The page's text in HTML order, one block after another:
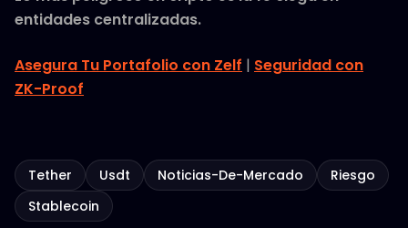
entidades centralizadas.
Asegura Tu Portafolio con Zelf | Seguridad con
ZK-Proof
Tether Usdt Noticias-De-Mercado
Riesgo
Stablecoin